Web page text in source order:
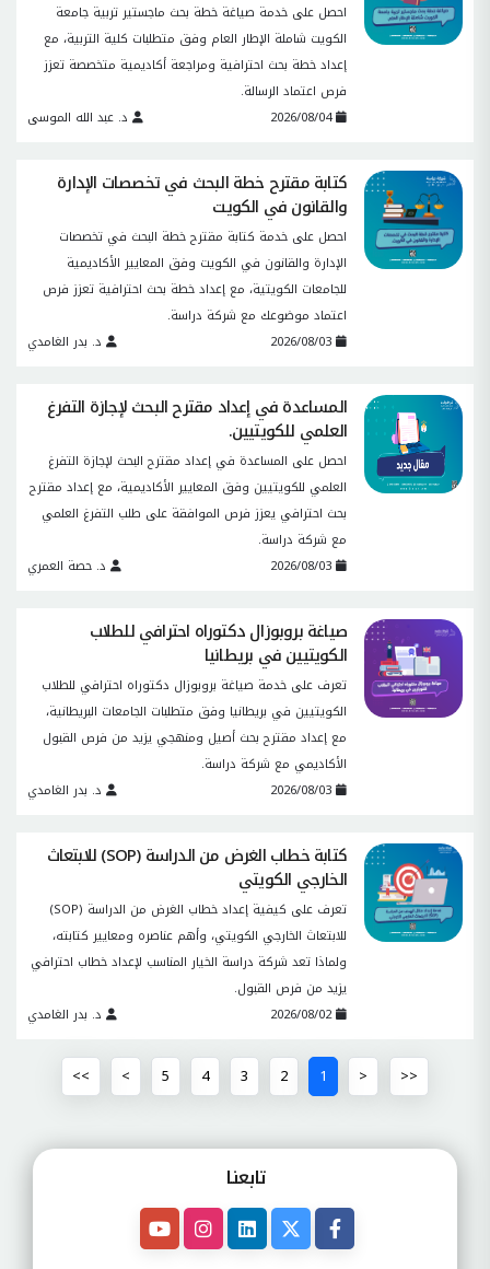
احصل على خدمة صياغة خطة بحث ماجستير تربية جامعة
الكويت شاملة الإطار العام وفق متطلبات كلية التربية، مع
إعداد خطة بحث احترافية ومراجعة أكاديمية متخصصة تعزز
فرص اعتماد الرسالة.
2026/08/04
د. عبد الله الموسى
كتابة مقترح خطة البحث في تخصصات الإدارة
والقانون في الكويت
احصل على خدمة كتابة مقترح خطة البحث في تخصصات
الإدارة والقانون في الكويت وفق المعايير الأكاديمية
للجامعات الكويتية، مع إعداد خطة بحث احترافية تعزز فرص
اعتماد موضوعك مع شركة دراسة.
د. بدر الغامدي
المساعدة في إعداد مقترح البحث لإجازة التفرغ
العلمي للكويتيين.
احصل على المساعدة في إعداد مقترح البحث لإجازة التفرغ
العلمي للكويتيين وفق المعايير الأكاديمية، مع إعداد مقترح
بحث احترافي يعزز فرص الموافقة على طلب التفرغ العلمي
مع شركة دراسة.
د. حصة العمري
صياغة بروبوزال دكتوراه احترافي للطلاب
الكويتيين في بريطانيا
تعرف على خدمة صياغة بروبوزال دكتوراه احترافي للطلاب
الكويتيين في بريطانيا وفق متطلبات الجامعات البريطانية،
مع إعداد مقترح بحث أصيل ومنهجي يزيد من فرص القبول
الأكاديمي مع شركة دراسة.
د. بدر الغامدي
كتابة خطاب الغرض من الدراسة (SOP) للابتعاث
الخارجي الكويتي
تعرف على كيفية إعداد خطاب الغرض من الدراسة (SOP)
للابتعاث الخارجي الكويتي، وأهم عناصره ومعايير كتابته،
ولماذا تعد شركة دراسة الخيار المناسب لإعداد خطاب احترافي
يزيد من فرص القبول.
2026/08/02
د. بدر الغامدي
<<
<
1
2
3
4
5
>
>>
تابعنـا